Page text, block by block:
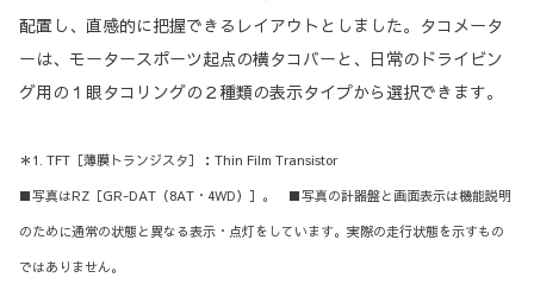
配置し、直感的に把握できるレイアウトとしました。タコメータ
ーは、モータースポーツ起点の横タコバーと、日常のドライビン
グ用の１眼タコリングの２種類の表示タイプから選択できます。
＊1. TFT［薄膜トランジスタ］：Thin Film Transistor
■写真はRZ［GR-DAT（8AT・4WD）］。 ■写真の計器盤と画面表示は機能説明
のために通常の状態と異なる表示・点灯をしています。実際の走行状態を示すもの
ではありません。